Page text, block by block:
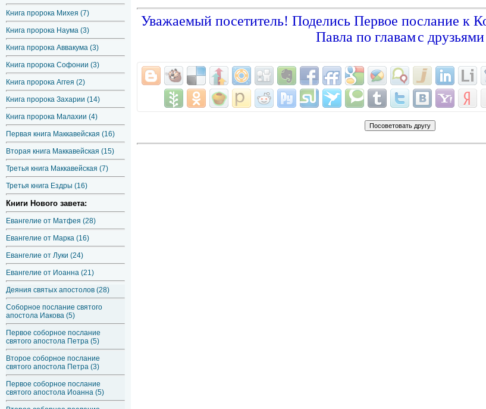
Книга пророка Михея (7)
Книга пророка Наума (3)
Книга пророка Аввакума (3)
Книга пророка Софонии (3)
Книга пророка Аггея (2)
Книга пророка Захарии (14)
Книга пророка Малахии (4)
Первая книга Маккавейская (16)
Вторая книга Маккавейская (15)
Третья книга Маккавейская (7)
Третья книга Ездры (16)
Книги Нового завета:
Евангелие от Матфея (28)
Евангелие от Марка (16)
Евангелие от Луки (24)
Евангелие от Иоанна (21)
Деяния святых апостолов (28)
Соборное послание святого
апостола Иакова (5)
Первое соборное послание
святого апостола Петра (5)
Второе соборное послание
святого апостола Петра (3)
Первое соборное послание
святого апостола Иоанна (5)
Уважаемый посетитель! Поделись Первое послание к
Павла по главамс друзьями